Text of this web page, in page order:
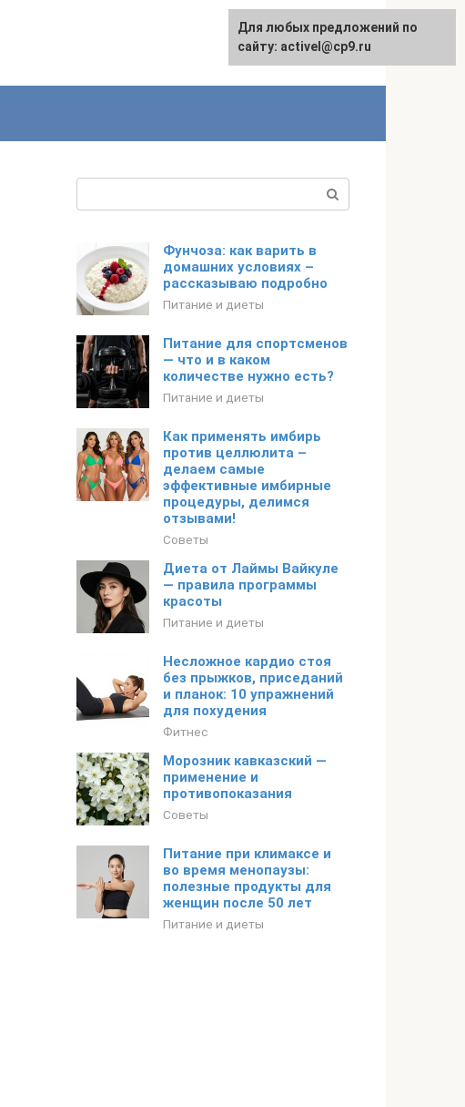
English
Фунчоза: как варить в
домашних условиях –
рассказываю подробно
Питание и диеты
Питание для спортсменов
— что и в каком
количестве нужно есть?
Питание и диеты
Как применять имбирь
против целлюлита –
делаем самые
эффективные имбирные
процедуры, делимся
отзывами!
Советы
Диета от Лаймы Вайкуле
— правила программы
красоты
Питание и диеты
Несложное кардио стоя
без прыжков, приседаний
и планок: 10 упражнений
для похудения
Фитнес
Морозник кавказский —
применение и
противопоказания
Советы
Питание при климаксе и
во время менопаузы:
полезные продукты для
женщин после 50 лет
Питание и диеты
Для любых предложений по
сайту: activel@cp9.ru